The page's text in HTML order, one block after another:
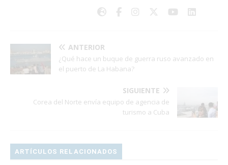
ANTERIOR
¿Qué hace un buque de guerra ruso avanzado en
el puerto de La Habana?
SIGUIENTE
Corea del Norte envía equipo de agencia de
turismo a Cuba
ARTÍCULOS RELACIONADOS